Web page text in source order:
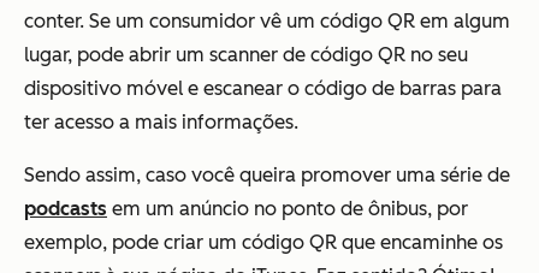
conter. Se um consumidor vê um código QR em algum
lugar, pode abrir um scanner de código QR no seu
dispositivo móvel e escanear o código de barras para
ter acesso a mais informações.
Sendo assim, caso você queira promover uma série de
podcasts em um anúncio no ponto de ônibus, por
exemplo, pode criar um código QR que encaminhe os